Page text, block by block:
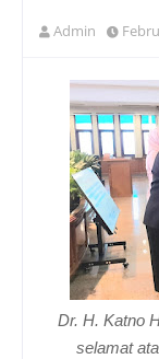
Admin
Dr. H. Katno
selamat